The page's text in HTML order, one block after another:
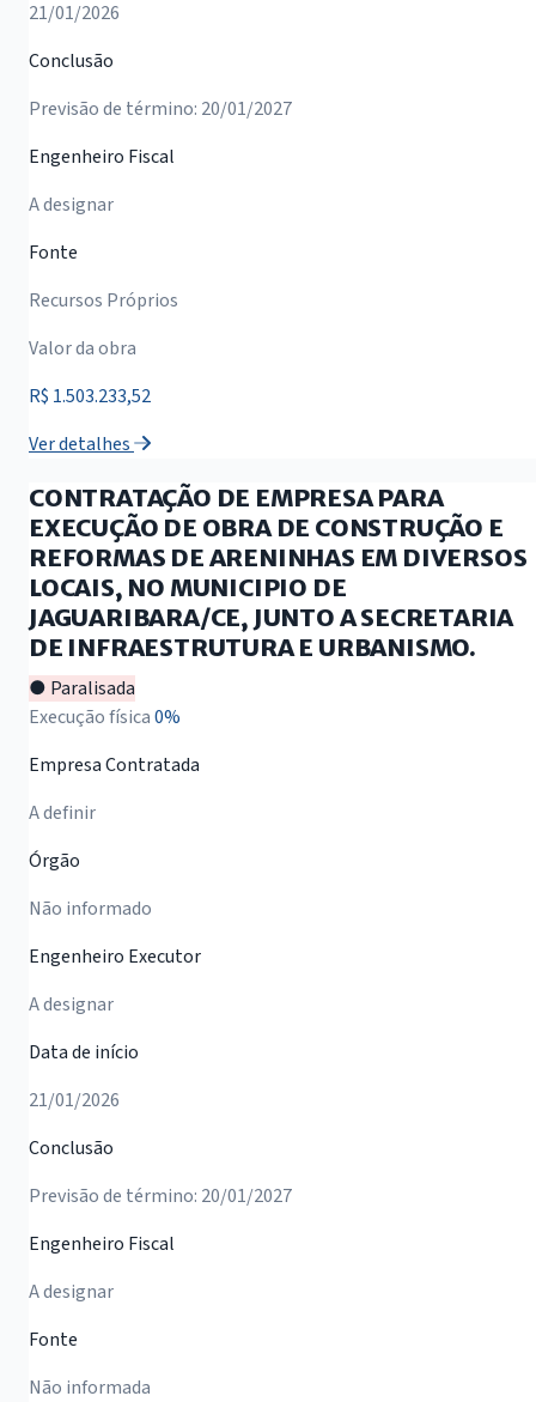
21/01/2026
Conclusão
Previsão de término: 20/01/2027
Engenheiro Fiscal
A designar
Fonte
Recursos Próprios
Valor da obra
R$ 1.503.233,52
Ver detalhes
CONTRATAÇÃO DE EMPRESA PARA
EXECUÇÃO DE OBRA DE CONSTRUÇÃO E
REFORMAS DE ARENINHAS EM DIVERSOS
LOCAIS, NO MUNICIPIO DE
JAGUARIBARA/CE, JUNTO A SECRETARIA
DE INFRAESTRUTURA E URBANISMO.
● Paralisada
Execução física0%
Empresa Contratada
A definir
Órgão
Não informado
Engenheiro Executor
A designar
Data de início
21/01/2026
Conclusão
Previsão de término: 20/01/2027
Engenheiro Fiscal
A designar
Fonte
Não informada